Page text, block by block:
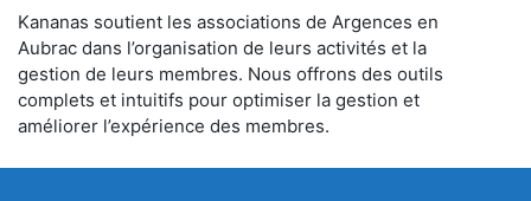
Kananas soutient les associations de Argences en
Aubrac dans l’organisation de leurs activités et la
gestion de leurs membres. Nous offrons des outils
complets et intuitifs pour optimiser la gestion et
améliorer l’expérience des membres.